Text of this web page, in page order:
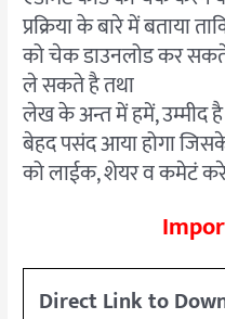
प्रक्रिया के बारे में बताया
को चेक डाउनलोड कर सकते
ले सकते है तथा
लेख के अन्त में हमें, उम्मीद
बेहद पसंद आया होगा
को लाईक, शेयर व कमेटं
Direct Link to